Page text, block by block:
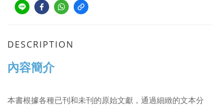
DESCRIPTION
內容簡介
本書根據各種已刊和未刊的原始文獻，通過細緻的文本分